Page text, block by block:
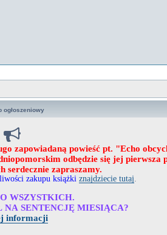
ogłoszeniowy
zapowiadaną powieść pt. "Echo
odbędzie się jej pierwsza
serdecznie zapraszamy.
zakupu książki znajdziecie tutaj
WSZYSTKICH.
NA SENTENCJĘ MIESIĄCA?
informacji